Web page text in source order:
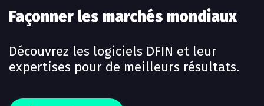
Façonner les marchés mondiaux
Découvrez les logiciels DFIN et leur
expertises pour de meilleurs résultats.